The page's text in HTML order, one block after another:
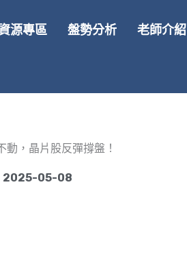
源專區 盤勢分析 老師介紹
，晶片股反彈撐盤！
2025-05-08